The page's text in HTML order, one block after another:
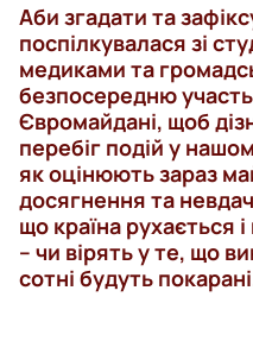
Аби згадати та
поспілкувалася зі
медиками та
безпосередню
Євромайдані, щоб
перебіг подій у
як оцінюють зараз
досягнення та
що країна рухається
– чи вірять у те, що
сотні будуть